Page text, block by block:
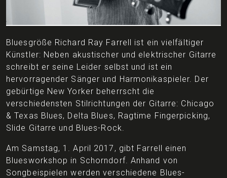
Bluesgröße Richard Ray Farrell ist ein vielfältiger
Künstler: Neben akustischer und elektrischer Gitarre
schreibt er seine Leider selbst und ist ein
hervorragender Sänger und Harmonikaspieler. Der
gebürtige New Yorker beherrscht die
verschiedensten Stilrichtungen der Gitarre: Chicago
& Texas Blues, Delta Blues, Ragtime Fingerpicking,
Slide Gitarre und Blues-Rock.
Am Samstag, 1. April 2017, gibt Farrell einen
Bluesworkshop in Schorndorf. Anhand von
Songbeispielen werden verschiedene Blues-